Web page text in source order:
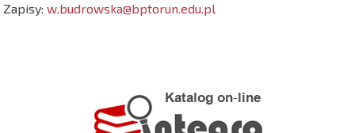
Zapisy:w.budrowska@bptorun.edu.pl